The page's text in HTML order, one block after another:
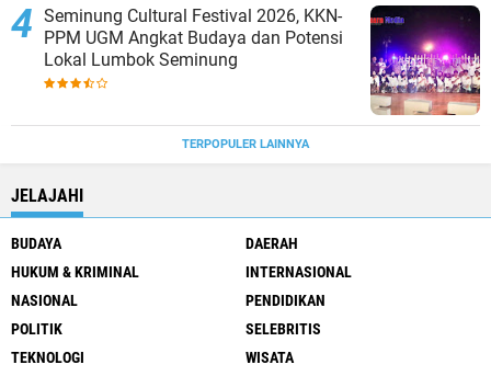
Seminung Cultural Festival 2026, KKN-
PPM UGM Angkat Budaya dan Potensi
Lokal Lumbok Seminung
TERPOPULER LAINNYA
JELAJAHI
BUDAYA
DAERAH
HUKUM & KRIMINAL
INTERNASIONAL
NASIONAL
PENDIDIKAN
POLITIK
SELEBRITIS
TEKNOLOGI
WISATA